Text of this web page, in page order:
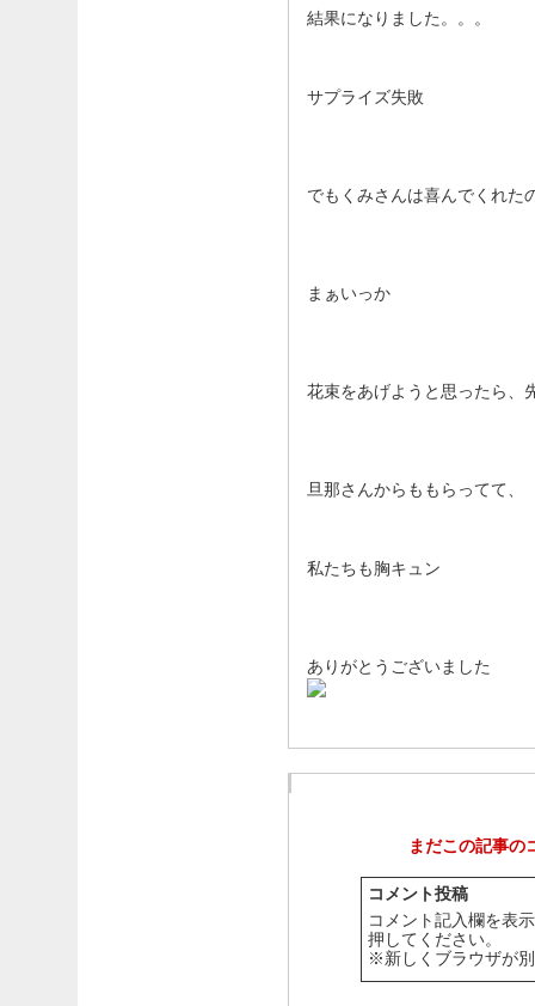
結果になりました。。。
サプライズ失敗
でもくみさんは喜んでくれた
まぁいっか
花束をあげようと思ったら、
旦那さんからももらってて、
私たちも胸キュン
ありがとうございました
まだこの記事の
コメント投稿
コメント記入欄を表
押してください。
※新しくブラウザが